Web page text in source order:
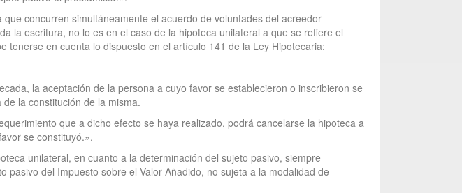
concurren simultáneamente el acuerdo de voluntades del acreedor
la escritura, no lo es en el caso de la hipoteca unilateral a que se refiere el
en cuenta lo dispuesto en el artículo 141 de la Ley Hipotecaria:
la aceptación de la persona a cuyo favor se establecieron o inscribieron se
la constitución de la misma.
que a dicho efecto se haya realizado, podrá cancelarse la hipoteca a
se constituyó.».
unilateral, en cuanto a la determinación del sujeto pasivo, siempre
del Impuesto sobre el Valor Añadido, no sujeta a la modalidad de